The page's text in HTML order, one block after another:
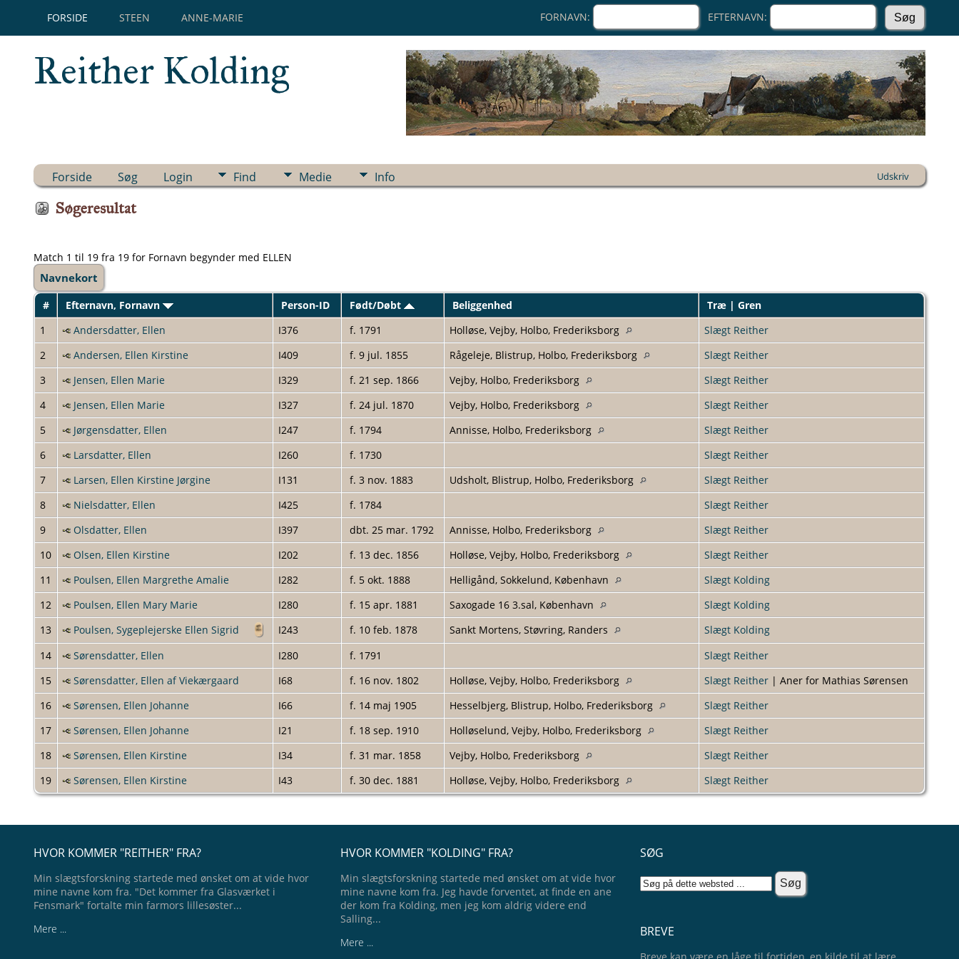
FORSIDE STEEN ANNE-MARIE FORNAVN: EFTERNAVN:
Reither Kolding
Forside Søg Login Find Medie Info Udskriv
Søgeresultat
Match 1 til 19 fra 19 for Fornavn begynder med ELLEN
Navnekort
# Efternavn, Fornavn Person-ID Født/Døbt Beliggenhed
Træ | Gren
1
Andersdatter, Ellen I376 f. 1791 Holløse, Vejby, Holbo, Frederiksborg
Slægt Reither
2
Andersen, Ellen Kirstine I409 f. 9 jul. 1855 Rågeleje, Blistrup, Holbo, Frederiksborg
Slægt Reither
3
Jensen, Ellen Marie I329 f. 21 sep. 1866 Vejby, Holbo, Frederiksborg
Slægt Reither
4
Jensen, Ellen Marie I327 f. 24 jul. 1870 Vejby, Holbo, Frederiksborg
Slægt Reither
5
Jørgensdatter, Ellen I247 f. 1794 Annisse, Holbo, Frederiksborg
Slægt Reither
6
Larsdatter, Ellen I260 f. 1730
Slægt Reither
7
Larsen, Ellen Kirstine Jørgine I131 f. 3 nov. 1883 Udsholt, Blistrup, Holbo, Frederiksborg
Slægt Reither
8
Nielsdatter, Ellen I425 f. 1784
Slægt Reither
9
Olsdatter, Ellen I397 dbt. 25 mar. 1792 Annisse, Holbo, Frederiksborg
Slægt Reither
10
Olsen, Ellen Kirstine I202 f. 13 dec. 1856 Holløse, Vejby, Holbo, Frederiksborg
Slægt Reither
11
Poulsen, Ellen Margrethe Amalie I282 f. 5 okt. 1888 Helligånd, Sokkelund, København
Slægt Kolding
12
Poulsen, Ellen Mary Marie I280 f. 15 apr. 1881 Saxogade 16 3.sal, København
Slægt Kolding
13
Poulsen, Sygeplejerske Ellen Sigrid I243 f. 10 feb. 1878 Sankt Mortens, Støvring, Randers
Slægt Kolding
14
Sørensdatter, Ellen I280 f. 1791
Slægt Reither
15
Sørensdatter, Ellen af Viekærgaard I68 f. 16 nov. 1802 Holløse, Vejby, Holbo, Frederiksborg Slægt Reither | Aner for Mathias Sørensen
16
Sørensen, Ellen Johanne I66 f. 14 maj 1905 Hesselbjerg, Blistrup, Holbo, Frederiksborg
Slægt Reither
17
Sørensen, Ellen Johanne I21 f. 18 sep. 1910 Holløselund, Vejby, Holbo, Frederiksborg
Slægt Reither
18
Sørensen, Ellen Kirstine I34 f. 31 mar. 1858 Vejby, Holbo, Frederiksborg
Slægt Reither
19
Sørensen, Ellen Kirstine I43 f. 30 dec. 1881 Holløse, Vejby, Holbo, Frederiksborg Slægt Reither
HVOR KOMMER "REITHER" FRA?
Min slægtsforskning startede med ønsket om at vide hvor
mine navne kom fra. "Det kommer fra Glasværket i
Fensmark" fortalte min farmors lillesøster...
Mere ...
HVOR KOMMER "KOLDING" FRA?
Min slægtsforskning startede med ønsket om at vide hvor
mine navne kom fra. Jeg havde forventet, at finde en ane
der kom fra Kolding, men jeg kom aldrig videre end
Salling...
Mere ...
SØG
BREVE